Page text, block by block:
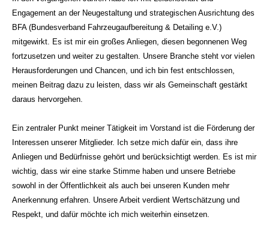
Engagement an der Neugestaltung und strategischen Ausrichtung des
BFA (Bundesverband Fahrzeugaufbereitung & Detailing e.V.)
mitgewirkt. Es ist mir ein großes Anliegen, diesen begonnenen Weg
fortzusetzen und weiter zu gestalten. Unsere Branche steht vor vielen
Herausforderungen und Chancen, und ich bin fest entschlossen,
meinen Beitrag dazu zu leisten, dass wir als Gemeinschaft gestärkt
daraus hervorgehen.
Ein zentraler Punkt meiner Tätigkeit im Vorstand ist die Förderung der
Interessen unserer Mitglieder. Ich setze mich dafür ein, dass ihre
Anliegen und Bedürfnisse gehört und berücksichtigt werden. Es ist mir
wichtig, dass wir eine starke Stimme haben und unsere Betriebe
sowohl in der Öffentlichkeit als auch bei unseren Kunden mehr
Anerkennung erfahren. Unsere Arbeit verdient Wertschätzung und
Respekt, und dafür möchte ich mich weiterhin einsetzen.